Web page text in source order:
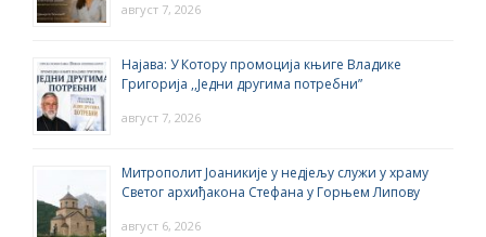
август 7, 2026
Најава: У Котору промоција књиге Владике
Григорија ,,Једни другима потребни”
август 7, 2026
Митрополит Јоаникије у недјељу служи у храму
Светог архиђакона Стефана у Горњем Липову
август 6, 2026